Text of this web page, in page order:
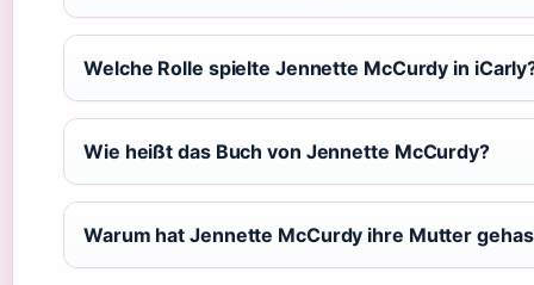
Welche Rolle spielte Jennette McCurdy in
Wie heißt das Buch von Jennette McCurdy?
Warum hat Jennette McCurdy ihre Mutter